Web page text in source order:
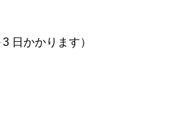
日かかります）